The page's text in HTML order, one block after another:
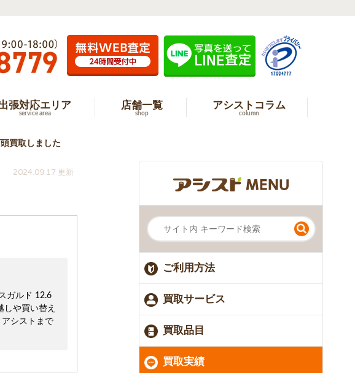
張対応エリア
service area
店舗一覧
shop
アシストコラム
column
買取しました
2024.09.17 更新
ガルド 12.6
しや買い替え
シストまで
ご利用方法
買取サービス
買取品目
買取実績